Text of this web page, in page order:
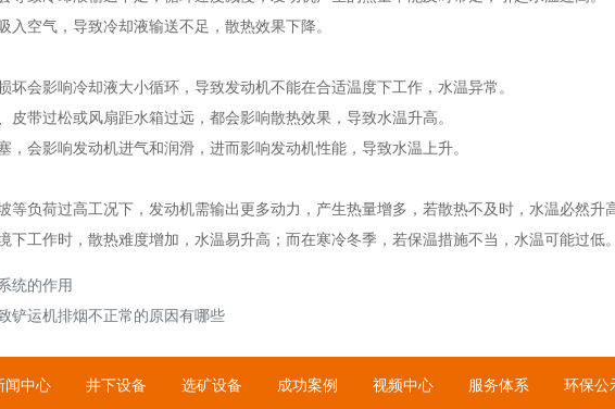
空气，导致冷却液输送不足，散热效果下降。
坏会影响冷却液大小循环，导致发动机不能在合适温度下工作，水温异常。
皮带过松或风扇距水箱过远，都会影响散热效果，导致水温升高。
，会影响发动机进气和润滑，进而影响发动机性能，导致水温上升。
等负荷过高工况下，发动机需输出更多动力，产生热量增多，若散热不及时，水温必然升
下工作时，散热难度增加，水温易升高；而在寒冷冬季，若保温措施不当，水温可能过低
统的作用
铲运机排烟不正常的原因有哪些
闻中心 井下设备 选矿设备 成功案例 视频中心 服务体系 环保公